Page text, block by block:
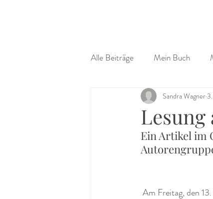
Alle Beiträge Mein Buch
Lesung
Sandra Wagner
Ein Artikel im